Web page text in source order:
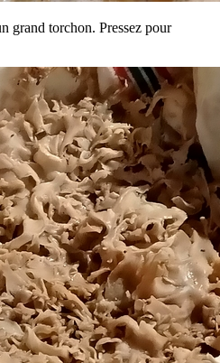
grand torchon. Pressez pour